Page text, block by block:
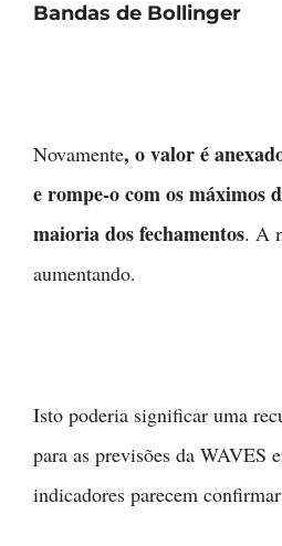
Bandas de Bollinger
Novamente, o valor é
e rompe-o com os máximos
maioria dos fechamentos. A
aumentando.
Isto poderia significar uma
para as previsões da WAVES
indicadores parecem